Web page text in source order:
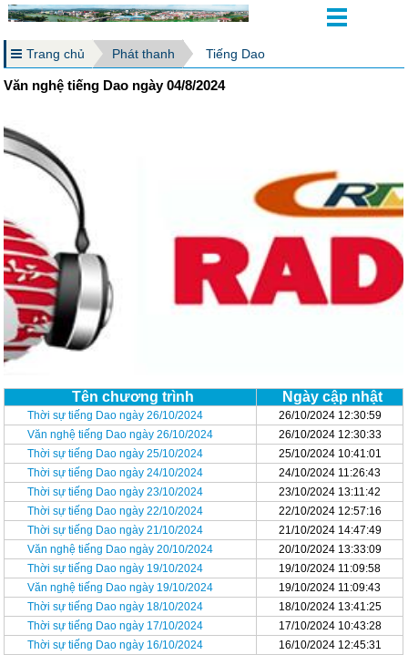
Trang chủ Phát thanh Tiếng Dao
Văn nghệ tiếng Dao ngày 04/8/2024
Tên chương trình Ngày cập nhật
Thời sự tiếng Dao ngày 26/10/2024
26/10/2024 12:30:59
Văn nghệ tiếng Dao ngày 26/10/2024
26/10/2024 12:30:33
Thời sự tiếng Dao ngày 25/10/2024
25/10/2024 10:41:01
Thời sự tiếng Dao ngày 24/10/2024
24/10/2024 11:26:43
Thời sự tiếng Dao ngày 23/10/2024
23/10/2024 13:11:42
Thời sự tiếng Dao ngày 22/10/2024
22/10/2024 12:57:16
Thời sự tiếng Dao ngày 21/10/2024
21/10/2024 14:47:49
Văn nghệ tiếng Dao ngày 20/10/2024
20/10/2024 13:33:09
Thời sự tiếng Dao ngày 19/10/2024
19/10/2024 11:09:58
Văn nghệ tiếng Dao ngày 19/10/2024
19/10/2024 11:09:43
Thời sự tiếng Dao ngày 18/10/2024
18/10/2024 13:41:25
Thời sự tiếng Dao ngày 17/10/2024
17/10/2024 10:43:28
Thời sự tiếng Dao ngày 16/10/2024
16/10/2024 12:45:31